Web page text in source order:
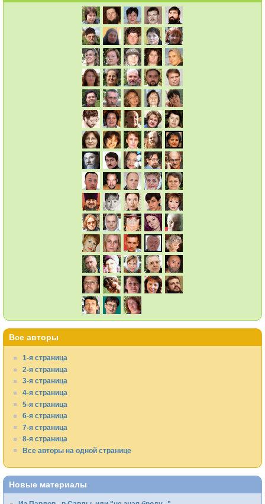
Все авторы
1-я страница
2-я страница
3-я страница
4-я страница
5-я страница
6-я страница
7-я страница
8-я страница
Все авторы на одной странице
Новые материалы